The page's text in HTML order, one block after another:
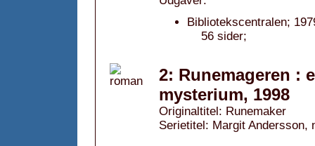
Bibliotekscentralen;
56 sider;
2: Runemageren :
mysterium, 1998
Originaltitel: Runemaker
Serietitel: Margit Andersson,